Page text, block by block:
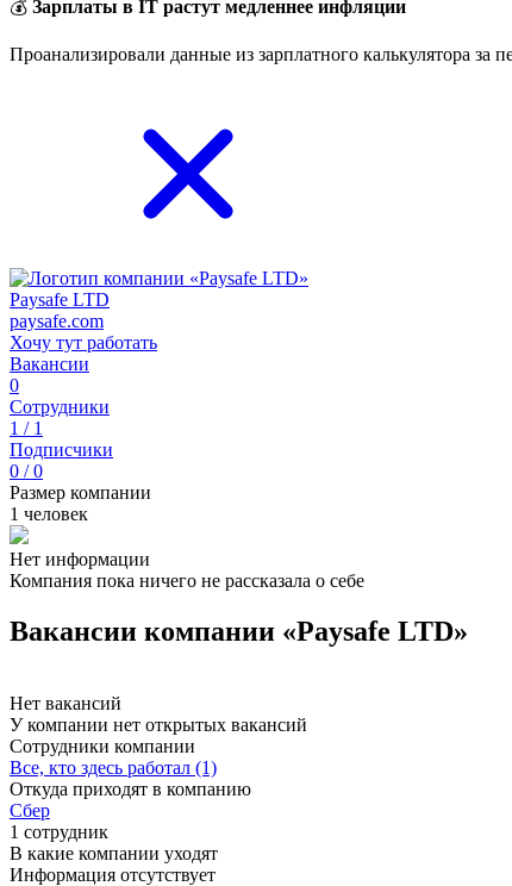
💰 Зарплаты в IT растут медленнее инфляции
Проанализировали данные из зарплатного калькулятора за
Paysafe LTD
paysafe.com
Хочу тут работать
Вакансии
0
Сотрудники
1 / 1
Подписчики
0 / 0
Размер компании
1 человек
Нет информации
Компания пока ничего не рассказала о себе
Вакансии компании «Paysafe LTD»
Нет вакансий
У компании нет открытых вакансий
Сотрудники компании
Все, кто здесь работал (1)
Откуда приходят в компанию
Сбер
1 сотрудник
В какие компании уходят
Информация отсутствует